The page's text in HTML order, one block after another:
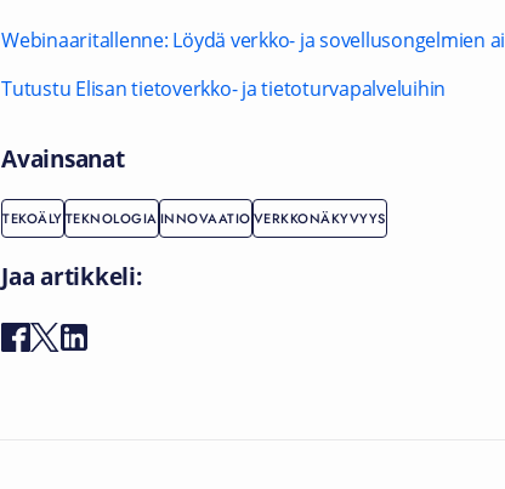
Webinaaritallenne: Löydä verkko- ja sovellusongelmien
Tutustu Elisan tietoverkko- ja tietoturvapalveluihin
Avainsanat
TEKOÄLYTEKNOLOGIAINNOVAATIOVERKKONÄKYVYYS
Jaa artikkeli: